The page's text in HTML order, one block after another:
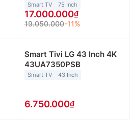
Smart TV 75 Inch
17.000.000
19.050.000-11%
Smart Tivi LG 43 Inch 4K
43UA7350PSB
Smart TV 43 Inch
6.750.000